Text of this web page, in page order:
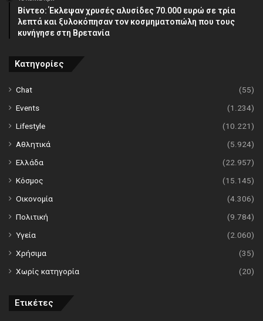
Βίντεο: Έκλεψαν χρυσές αλυσίδες 70.000 ευρώ σε τρία
λεπτά και ξυλοκόπησαν τον κοσμηματοπώλη που τους
κυνήγησε στη Βρετανία
Κατηγορίες
Chat
(55)
Events
(1.234)
Lifestyle
(10.221)
Αθλητικά
(5.924)
Ελλάδα
(22.957)
Κόσμος
(15.145)
Οικονομία
(4.306)
Πολιτική
(9.784)
Υγεία
(2.060)
Χρήσιμα
(35)
Χωρίς κατηγορία
(20)
Ετικέτες